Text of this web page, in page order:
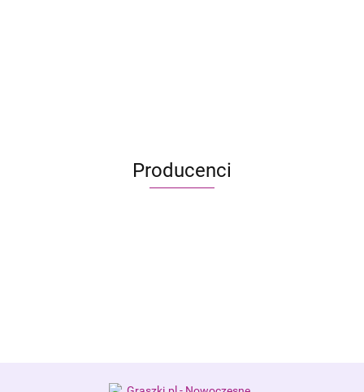
Producenci